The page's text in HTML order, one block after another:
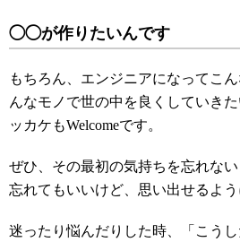
◯◯が作りたいんです
もちろん、エンジニアになってこ
んなモノで世の中を良くしていき
ッカケもWelcomeです。
ぜひ、その最初の気持ちを忘れない
忘れてもいいけど、思い出せるよう
迷ったり悩んだりした時、「こうし